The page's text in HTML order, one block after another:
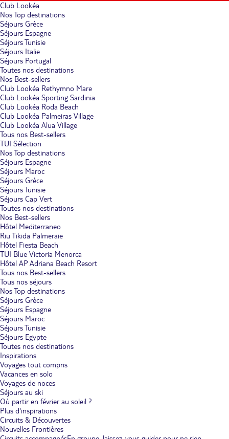
Club Lookéa
Nos Top destinations
Séjours Grèce
Séjours Espagne
Séjours Tunisie
Séjours Italie
Séjours Portugal
Toutes nos destinations
Nos Best-sellers
Club Lookéa Rethymno Mare
Club Lookéa Sporting Sardinia
Club Lookéa Roda Beach
Club Lookéa Palmeiras Village
Club Lookéa Alua Village
Tous nos Best-sellers
TUI Sélection
Nos Top destinations
Séjours Espagne
Séjours Maroc
Séjours Grèce
Séjours Tunisie
Séjours Cap Vert
Toutes nos destinations
Nos Best-sellers
Hôtel Mediterraneo
Riu Tikida Palmeraie
Hôtel Fiesta Beach
TUI Blue Victoria Menorca
Hôtel AP Adriana Beach Resort
Tous nos Best-sellers
Tous nos séjours
Nos Top destinations
Séjours Grèce
Séjours Espagne
Séjours Maroc
Séjours Tunisie
Séjours Egypte
Toutes nos destinations
Inspirations
Voyages tout compris
Vacances en solo
Voyages de noces
Séjours au ski
Où partir en février au soleil ?
Plus d'inspirations
Circuits & Découvertes
Nouvelles Frontières